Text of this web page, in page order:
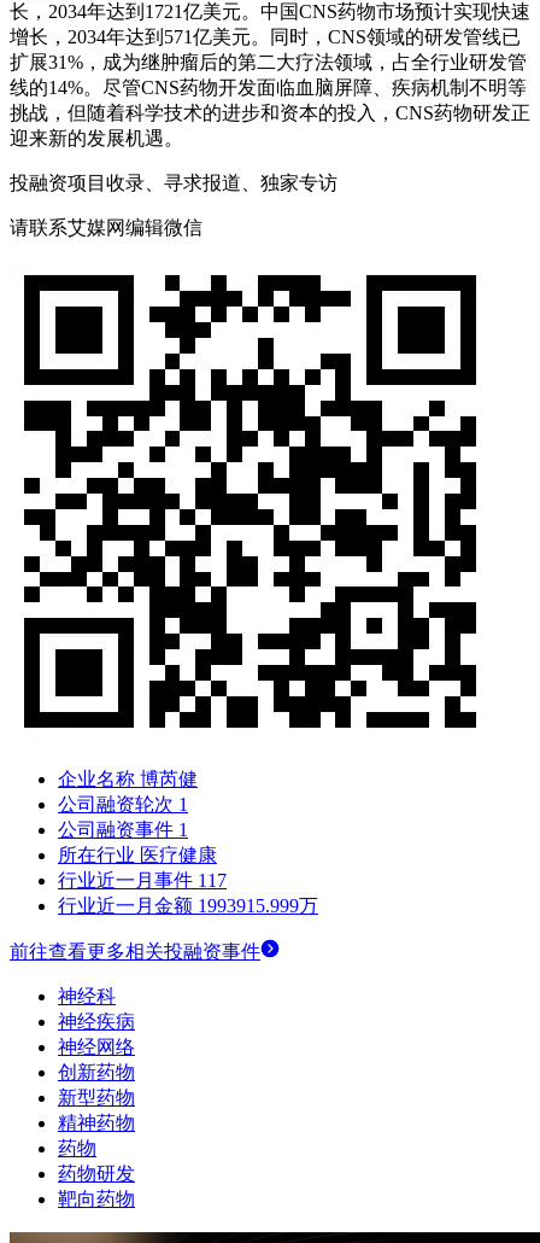
长，2034年达到1721亿美元。中国CNS药物市场预计实现快速
增长，2034年达到571亿美元。同时，CNS领域的研发管线已
扩展31%，成为继肿瘤后的第二大疗法领域，占全行业研发管
线的14%。尽管CNS药物开发面临血脑屏障、疾病机制不明等
挑战，但随着科学技术的进步和资本的投入，CNS药物研发正
迎来新的发展机遇。
投融资项目收录、寻求报道、独家专访
请联系艾媒网编辑微信
企业名称 博芮健
公司融资轮次 1
公司融资事件 1
所在行业 医疗健康
行业近一月事件 117
行业近一月金额 1993915.999万
前往查看更多相关投融资事件
神经科
神经疾病
神经网络
创新药物
新型药物
精神药物
药物
药物研发
靶向药物